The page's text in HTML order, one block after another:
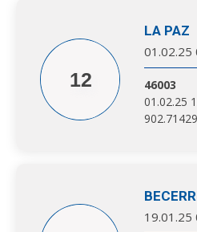
12
LA PAZ
01.02.25
46003
01.02.25
902.71429
19.01.25